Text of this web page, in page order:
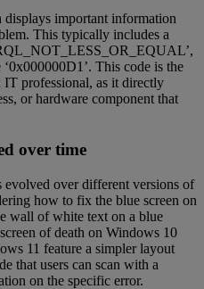
displays important information
This typically includes a
This code is the
IT professional, as it directly
or hardware component that
over time
evolved over different versions of
how to fix the blue screen on
wall of white text on a blue
of death on Windows 10
11 feature a simpler layout
that users can scan with a
on the specific error.